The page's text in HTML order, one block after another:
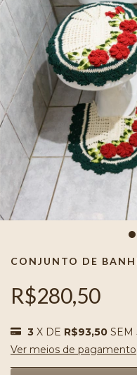
CONJUNTO DE
R$280,50
3 X DE R$93,50 SEM
Ver meios de pagamento